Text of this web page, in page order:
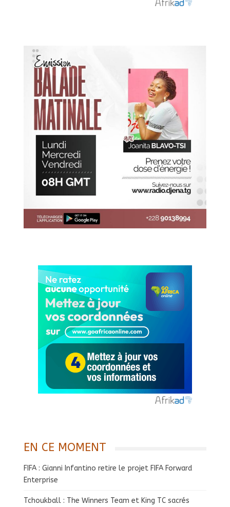
EN CE MOMENT
FIFA : Gianni Infantino retire le projet FIFA Forward
Enterprise
Tchoukball : The Winners Team et King TC sacrés